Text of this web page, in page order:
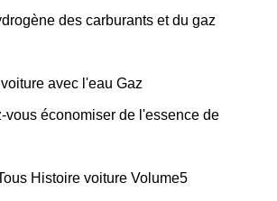
des carburants et du gaz
avec l'eau Gaz
vous économiser de l'essence de
Histoire voiture Volume5